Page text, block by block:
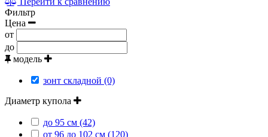
Фильтр
Цена
от
до
модель
зонт складной (0)
Диаметр купола
до 95 см (42)
от 96 до 102 см (120)